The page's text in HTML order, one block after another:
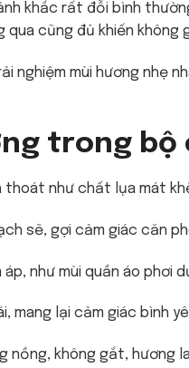
khắc rất đỗi bình
cũng đủ khiến không
nghiệm mùi hương nhẹ
trong bộ
thoát như chất lụa mát
sẽ, gợi cảm giác căn
như mùi quần áo phơi
mang lại cảm giác bình
nồng, không gắt,